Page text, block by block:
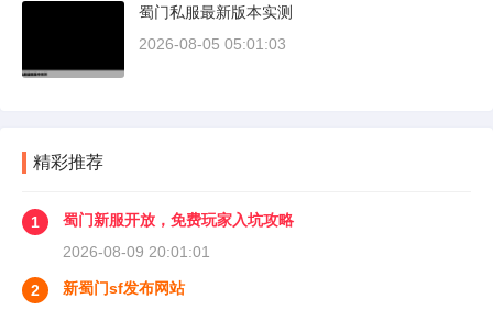
蜀门私服最新版本实测
2026-08-05 05:01:03
精彩推荐
1
蜀门新服开放，免费玩家入坑攻略
2026-08-09 20:01:01
2
新蜀门sf发布网站